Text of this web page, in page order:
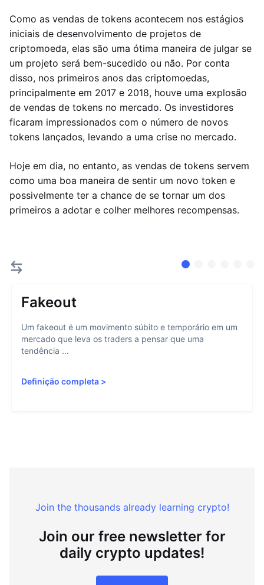
Como as vendas de tokens acontecem nos estágios
iniciais de desenvolvimento de projetos de
criptomoeda, elas são uma ótima maneira de julgar se
um projeto será bem-sucedido ou não. Por conta
disso, nos primeiros anos das criptomoedas,
principalmente em 2017 e 2018, houve uma explosão
de vendas de tokens no mercado. Os investidores
ficaram impressionados com o número de novos
tokens lançados, levando a uma crise no mercado.
Hoje em dia, no entanto, as vendas de tokens servem
como uma boa maneira de sentir um novo token e
possivelmente ter a chance de se tornar um dos
primeiros a adotar e colher melhores recompensas.
Fakeout
Um fakeout é um movimento súbito e temporário em um
mercado que leva os traders a pensar que uma
tendência ...
Definição completa >
Join the thousands already learning crypto!
Join our free newsletter for
daily crypto updates!